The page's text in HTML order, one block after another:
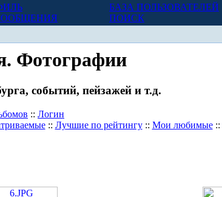
БАЗА ПОЛЬЗОВАТЕЛЕЙ
ПОИСК
Фотографии
событий, пейзажей и т.д.
:: Логин
:: Лучшие по рейтингу:: Мои любимые::